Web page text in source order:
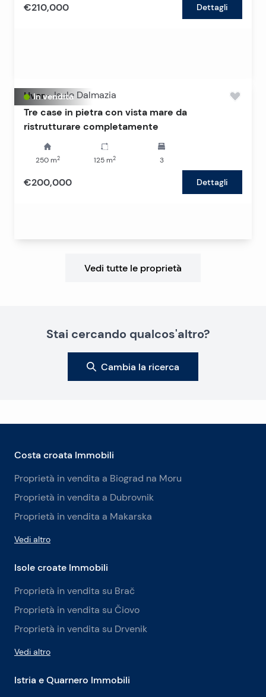
€210,000 Dettagli
In vendita
Hvar - Isole Dalmazia
Tre case in pietra con vista mare da
ristrutturare completamente
250m2 125m2 3
€200,000 Dettagli
Vedi tutte le proprietà
Stai cercando qualcos'altro?
Cambia la ricerca
Costa croata Immobili
Proprietà in vendita a Biograd na Moru
Proprietà in vendita a Dubrovnik
Proprietà in vendita a Makarska
Vedi altro
Isole croate Immobili
Proprietà in vendita su Brač
Proprietà in vendita su Čiovo
Proprietà in vendita su Drvenik
Vedi altro
Istria e Quarnero Immobili